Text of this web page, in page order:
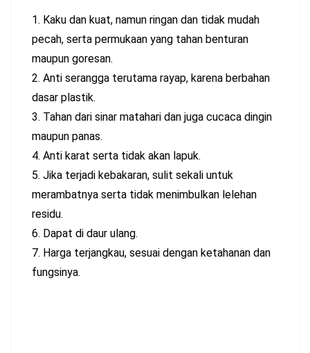
1. Kaku dan kuat, namun ringan dan tidak mudah
pecah, serta permukaan yang tahan benturan
maupun goresan.
2. Anti serangga terutama rayap, karena berbahan
dasar plastik.
3. Tahan dari sinar matahari dan juga cucaca dingin
maupun panas.
4. Anti karat serta tidak akan lapuk.
5. Jika terjadi kebakaran, sulit sekali untuk
merambatnya serta tidak menimbulkan lelehan
residu.
6. Dapat di daur ulang.
7. Harga terjangkau, sesuai dengan ketahanan dan
fungsinya.